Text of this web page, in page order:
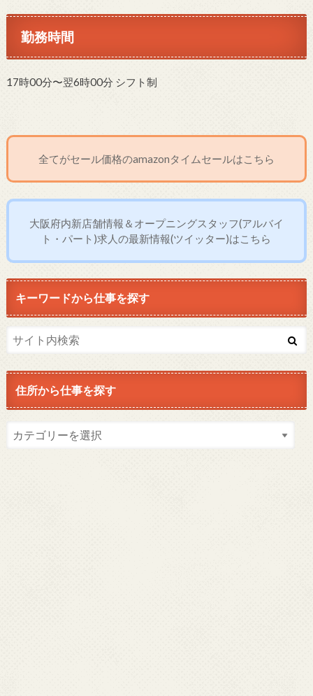
勤務時間
17時00分〜翌6時00分 シフト制
全てがセール価格のamazonタイムセールはこちら
大阪府内新店舗情報＆オープニングスタッフ(アルバイ
ト・パート)求人の最新情報(ツイッター)はこちら
キーワードから仕事を探す
住所から仕事を探す